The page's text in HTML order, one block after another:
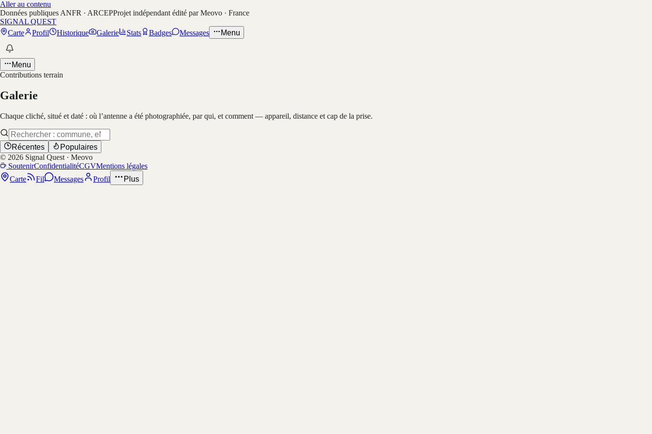
Aller au contenu
Données publiques ANFR · ARCEPProjet indépendant édité par Meovo · France
SIGNAL QUEST
Carte
Profil Historique Galerie Stats Badges Messages Menu
Menu
Contributions terrain
Galerie
Chaque cliché, situé et daté : où l’antenne a été photographiée, par qui, et comment — appareil, distance et cap de la prise.
Récentes
Populaires
© 2026 Signal Quest · Meovo
SoutenirConfidentialitéCGVMentions légales
Carte
Fil Messages Profil Plus